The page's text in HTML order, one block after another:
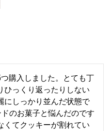
購入しました。とても丁
ひっくり返ったりしない
にしっかり並んだ状態で
のお菓子と悩んだのです
くてクッキーが割れてい